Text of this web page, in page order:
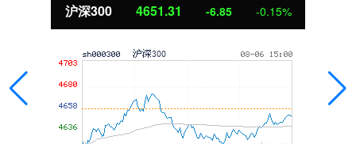
沪深300 4651.31 -6.85 -0.15%